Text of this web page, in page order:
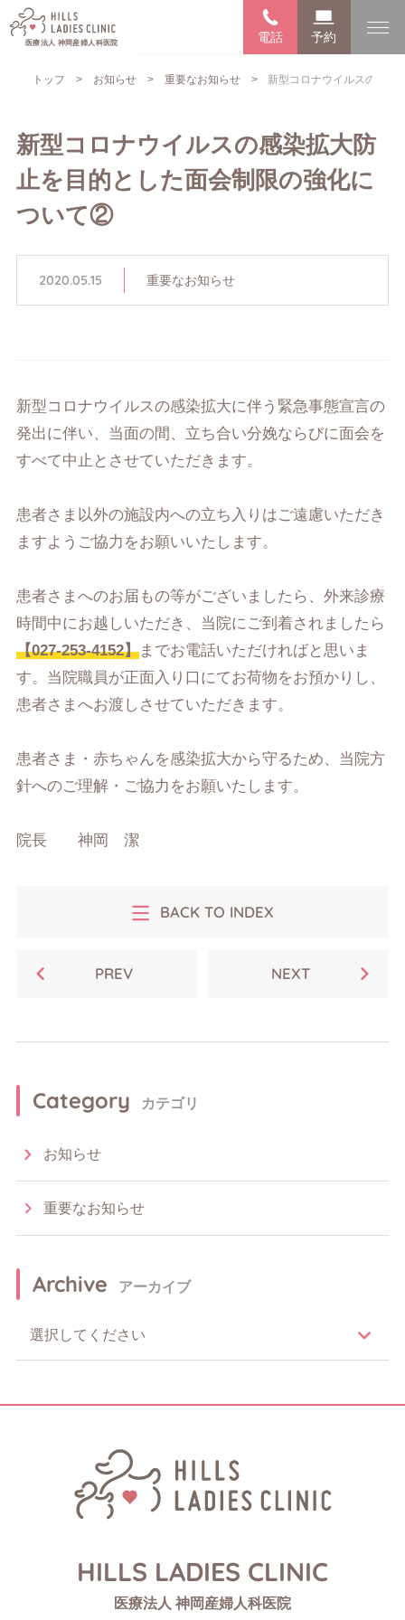
医療法人 神岡産婦人科医院 電話 予約
トップ お知らせ 重要なお知らせ 新型コロナウイルスの感
新型コロナウイルスの感染拡大防
止を目的とした面会制限の強化に
ついて②
2020.05.15 重要なお知らせ
新型コロナウイルスの感染拡大に伴う緊急事態宣言の
発出に伴い、当面の間、立ち合い分娩ならびに面会を
すべて中止とさせていただきます。
患者さま以外の施設内への立ち入りはご遠慮いただき
ますようご協力をお願いいたします。
患者さまへのお届もの等がございましたら、外来診療
時間中にお越しいただき、当院にご到着されましたら
【027-253-4152】までお電話いただければと思いま
す。当院職員が正面入り口にてお荷物をお預かりし、
患者さまへお渡しさせていただきます。
患者さま・赤ちゃんを感染拡大から守るため、当院方
針へのご理解・ご協力をお願いたします。
院長 神岡 潔
BACK TO INDEX
PREV NEXT
Category カテゴリ
お知らせ
重要なお知らせ
Archive アーカイブ
HILLS LADIES CLINIC
医療法人 神岡産婦人科医院